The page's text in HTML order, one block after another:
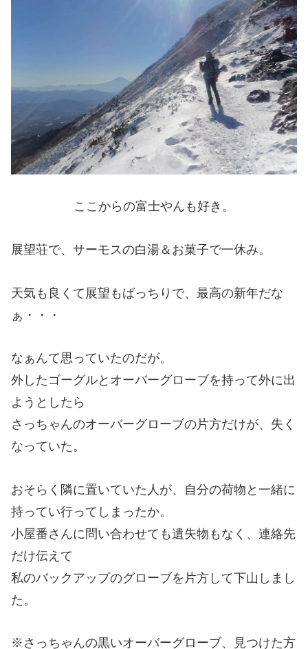
ここからの富士やんも好き。
展望荘で、サーモスの白湯＆お菓子で一休み。
天気も良くて展望もばっちりで、最高の新年だな
ぁ・・・
なぁんて思っていたのだが。
外したゴーグルとオーバーグローブを持って外に出
ようとしたら
さっちゃんのオーバーグローブの片方だけが、失く
なっていた。
おそらく隣に置いていた人が、自分の荷物と一緒に
持ってい行ってしまったか。
小屋番さんに問い合わせても遺失物もなく、連絡先
だけ伝えて
私のバックアップのグローブを片方して下山しまし
た。
※さっちゃんの黒いオーバーグローブ、見つけた方